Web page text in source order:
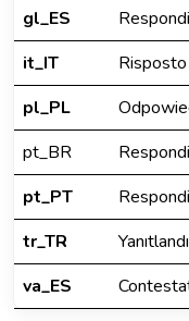
gl_ES
it_IT
Risposto
pl_PL
pt_BR
pt_PT
tr_TR
Yanıtlandı
va_ES